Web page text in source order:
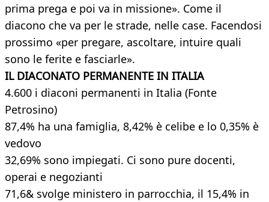
prima prega e poi va in missione». Come il
diacono che va per le strade, nelle case. Facendosi
prossimo «per pregare, ascoltare, intuire quali
sono le ferite e fasciarle».
IL DIACONATO PERMANENTE IN ITALIA
4.600 i diaconi permanenti in Italia (Fonte
Petrosino)
87,4% ha una famiglia, 8,42% è celibe e lo 0,35% è
vedovo
32,69% sono impiegati. Ci sono pure docenti,
operai e negozianti
71,6& svolge ministero in parrocchia, il 15,4% in